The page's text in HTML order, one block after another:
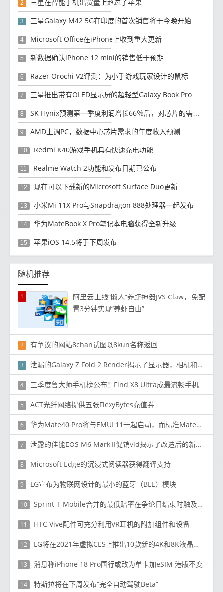
2 三星在智能手机出货量上超过了苹果
3 三星Galaxy M42 5G在印度的首次销售将于今晚开始
4 Microsoft Office在iPhone上收到重大更新
5 新数据确认iPhone 12 mini的销售低于预期
6 Razer Orochi V2评测：为小手游戏玩家设计的鼠标
7 三星推出带有OLED显示屏的超轻型Galaxy Book Pro和Galaxy Book Pro 360笔记本电脑
8 SK Hynix预测第一季度利润增长66％后，对芯片的需求将增强
9 AMD上调PC，数据中心芯片需求的年度收入预测
10 Redmi K40游戏手机具有快速充电功能
11 Realme Watch 2功能和发布日期已公布
12 现在可以下载新的Microsoft Surface Duo更新
13 小米Mi 11X Pro与Snapdragon 888处理器一起发布
14 华为MateBook X Pro笔记本电脑获得全新升级
15 苹果iOS 14.5将于下周发布
随机推荐
1
阿里云上线“懒人”养虾神器JVS Claw，免配
置3分钟实现“养虾自由”
2 有争议的网站8chan试图以8kun名称返回
3 泄漏的Galaxy Z Fold 2 Render揭示了显示器，相机和青铜色的变体
4 三季度鲁大师手机榜公布！Find X8 Ultra成最流畅手机
5 ACT光纤网络提供五张FlexyBytes充值券
6 华为Mate40 Pro将与EMUI 11一起启动，而标准Mate40将具有EMUI 10.x
7 泄露的佳能EOS M6 Mark II促销vid揭示了改造后的新型无反光镜
8 Microsoft Edge的沉浸式阅读器获得翻译支持
9 LG宣布为物联网设计的最小的蓝牙（BLE）模块
10 Sprint T-Mobile合并的最低赔率在争论日结束时触及华尔街
11 HTC Vive配件可充分利用VR耳机的附加组件和设备
12 LG将在2021年虚拟CES上推出10款新的4K和8K液晶电视
13 消息称iPhone 18 Pro国行或改为单卡加eSIM 港版不变
14 特斯拉将在下周发布“完全自动驾驶Beta”